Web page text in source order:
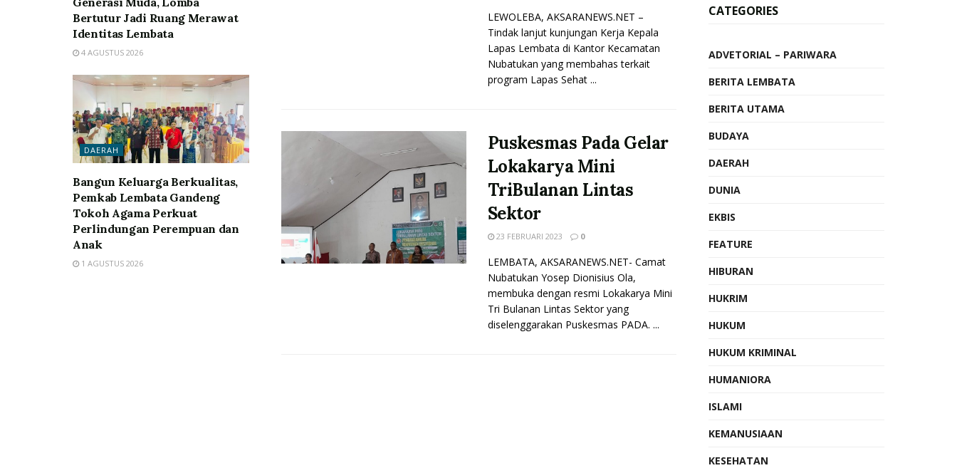
LEWOLEBA, AKSARANEWS.NET –
Tindak lanjut kunjungan Kerja Kepala
Lapas Lembata di Kantor Kecamatan
Nubatukan yang membahas terkait
program Lapas Sehat ...
Puskesmas Pada Gelar
Lokakarya Mini
TriBulanan Lintas
Sektor
23 FEBRUARI 2023 0
LEMBATA, AKSARANEWS.NET- Camat
Nubatukan Yosep Dionisius Ola,
membuka dengan resmi Lokakarya Mini
Tri Bulanan Lintas Sektor yang
diselenggarakan Puskesmas PADA. ...
Bertutur Jadi Ruang Merawat
Identitas Lembata
4 AGUSTUS 2026
DAERAH
Bangun Keluarga Berkualitas,
Pemkab Lembata Gandeng
Tokoh Agama Perkuat
Perlindungan Perempuan dan
Anak
1 AGUSTUS 2026
CATEGORIES
ADVETORIAL – PARIWARA
BERITA LEMBATA
BERITA UTAMA
BUDAYA
DAERAH
DUNIA
EKBIS
FEATURE
HIBURAN
HUKRIM
HUKUM
HUKUM KRIMINAL
HUMANIORA
ISLAMI
KEMANUSIAAN
KESEHATAN